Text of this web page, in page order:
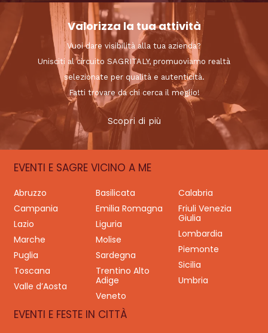
Valorizza la tua attività
Vuoi dare visibilità alla tua azienda?
Unisciti al circuito SAGRITALY, promuoviamo realtà
selezionate per qualità e autenticità.
Fatti trovare da chi cerca il meglio!
Scopri di più
EVENTI E SAGRE VICINO A ME
Abruzzo Basilicata
Calabria
Campania
Emilia Romagna
Friuli Venezia
Giulia
Lazio
Liguria
Lombardia
Marche
Molise
Piemonte
Puglia
Sardegna
Sicilia
Toscana
Trentino Alto
Adige
Umbria
Valle d’Aosta
Veneto
EVENTI E FESTE IN CITTÀ